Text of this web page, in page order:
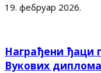
19. фебруар 2026.
Награђени ђаци
Вукових диплома